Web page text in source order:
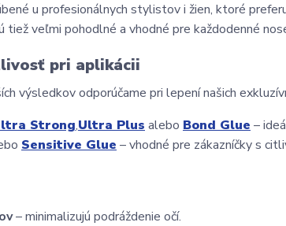
u profesionálnych stylistov i žien, ktoré
tiež veľmi pohodlné a vhodné pre každodenné
pri aplikácii
výsledkov odporúčame pri lepení našich
Strong,Ultra Plus alebo Bond Glue –
Sensitive Glue – vhodné pre zákazníčky s
– minimalizujú podráždenie očí.